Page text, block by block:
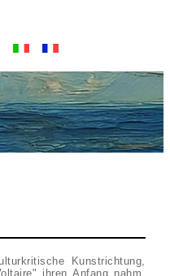
Kunstrichtung,
ihren Anfang nahm.